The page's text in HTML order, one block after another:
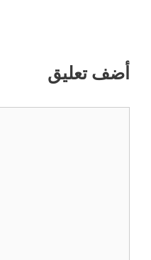
أضف تعليق